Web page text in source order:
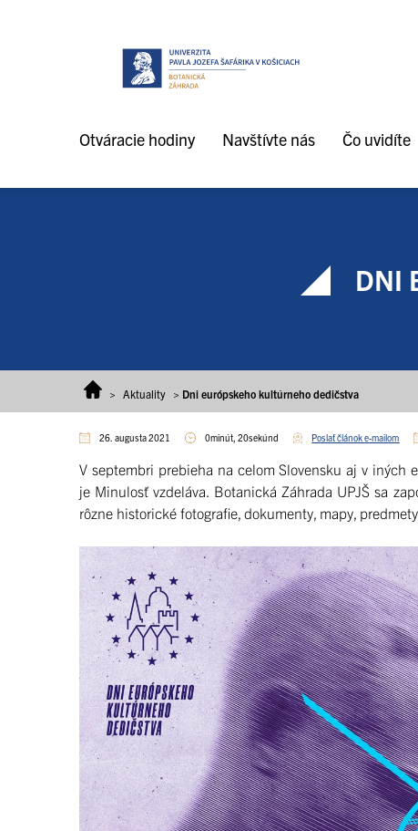
Otváracie hodiny Navštívte nás Čo uvidíte
DNI
> Aktuality > Dni európskeho kultúrneho dedičstva
26. augusta 2021 0minút, 20sekúnd Poslať článok e-mailom
V septembri prebieha na celom Slovensku aj v iných
je Minulosť vzdeláva. Botanická Záhrada UPJŠ sa
rôzne historické fotografie, dokumenty, mapy,